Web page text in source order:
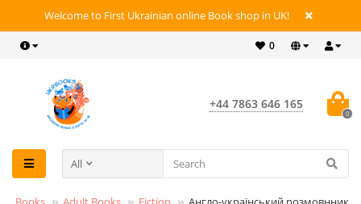
Welcome to First Ukrainian online Book shop in UK!
0
+44 7863 646 165
0
All